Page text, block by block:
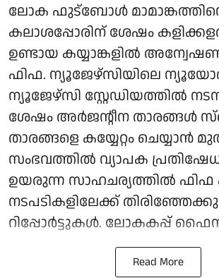
ലോക ഫുട്‌ബോള്‍
കലാശപ്പോരിന് ശേഷം
ഉണ്ടായ കയ്യാങ്കളില്‍
ഫിഫ. ന്യൂജേഴ്സിയിലെ
ന്യൂജേഴ്സി സ്റ്റേഡിയത്തില്‍
ശേഷം അര്‍ജന്റീന താരങ്ങള്‍
താരങ്ങളെ കയ്യേറ്റം ചെയ്യാന്‍
സംഭവത്തില്‍ വ്യാപക
ഉയരുന്ന സാഹചര്യത്തില്‍
നടപടികളിലേക്ക്
റിപ്പോര്‍ട്ടുകള്‍. ലോകകപ്പ്
Read More